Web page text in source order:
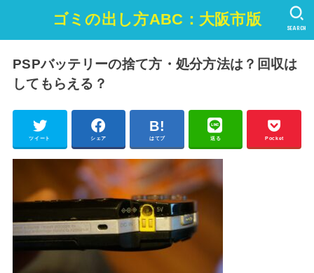
ゴミの出し方ABC：大阪市版 SEARCH
PSPバッテリーの捨て方・処分方法は？回収は
してもらえる？
ツイート シェア はてブ 送る Pocket